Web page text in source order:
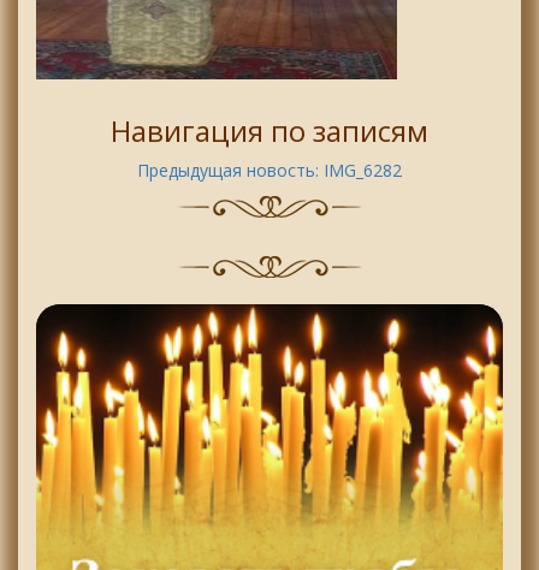
Навигация по записям
Предыдущая новость: IMG_6282